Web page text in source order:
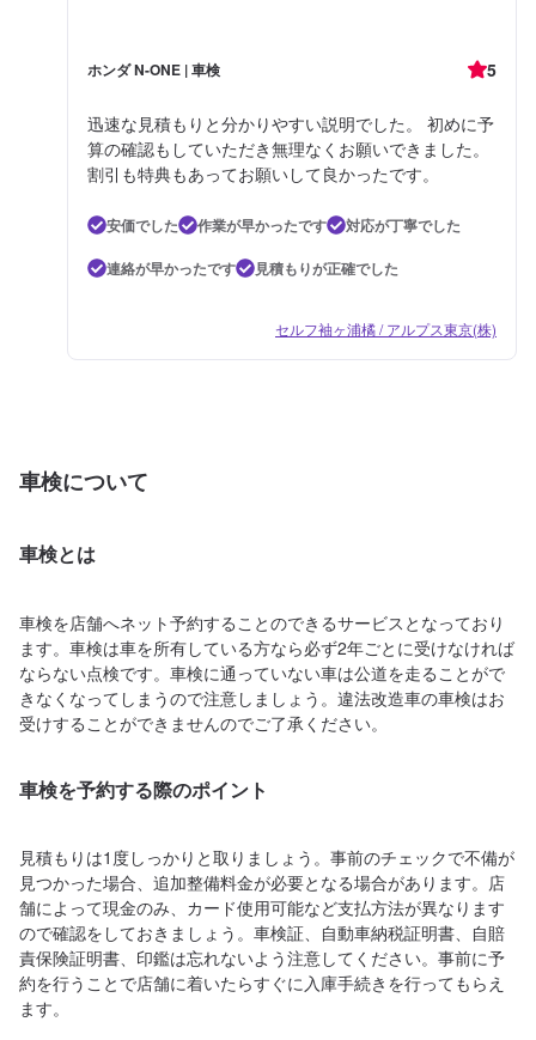
ホンダ N-ONE | 車検 5
迅速な見積もりと分かりやすい説明でした。 初めに予
算の確認もしていただき無理なくお願いできました。
割引も特典もあってお願いして良かったです。
安価でした 作業が早かったです
対応が丁寧でした
連絡が早かったです
見積もりが正確でした
セルフ袖ヶ浦橘 / アルプス東京(株)
車検について
車検とは
車検を店舗へネット予約することのできるサービスとなっており
ます。車検は車を所有している方なら必ず2年ごとに受けなければ
ならない点検です。車検に通っていない車は公道を走ることがで
きなくなってしまうので注意しましょう。違法改造車の車検はお
受けすることができませんのでご了承ください。
車検を予約する際のポイント
見積もりは1度しっかりと取りましょう。事前のチェックで不備が
見つかった場合、追加整備料金が必要となる場合があります。店
舗によって現金のみ、カード使用可能など支払方法が異なります
ので確認をしておきましょう。車検証、自動車納税証明書、自賠
責保険証明書、印鑑は忘れないよう注意してください。事前に予
約を行うことで店舗に着いたらすぐに入庫手続きを行ってもらえ
ます。